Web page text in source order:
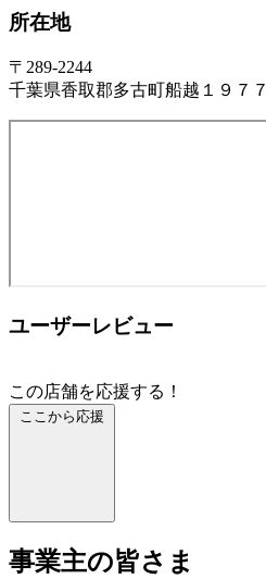
所在地
〒289-2244
千葉県香取郡多古町船越１９７７
ユーザーレビュー
この店舗を応援する！
ここから応援
事業主の皆さま